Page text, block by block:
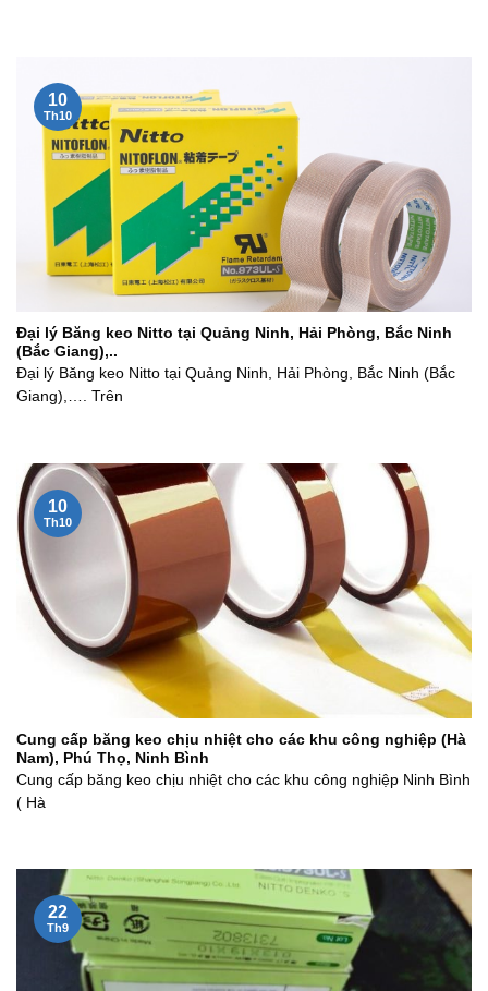
Đại lý Băng keo Nitto tại Quảng Ninh, Hải Phòng, Bắc Ninh
(Bắc Giang),..
Đại lý Băng keo Nitto tại Quảng Ninh, Hải Phòng, Bắc Ninh (Bắc
Giang),…. Trên
10
Th10
Cung cấp băng keo chịu nhiệt cho các khu công nghiệp (Hà
Nam), Phú Thọ, Ninh Bình
Cung cấp băng keo chịu nhiệt cho các khu công nghiệp Ninh Bình
( Hà
10
Th10
22
Th9